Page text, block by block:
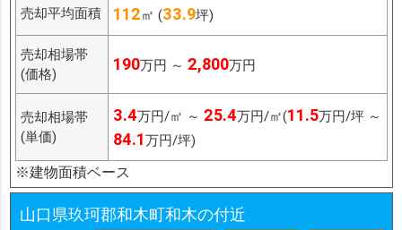
売却平均面積 112㎡ (33.9坪)
売却相場帯
(価格)
190万円 ～ 2,800万円
売却相場帯
(単価)
3.4万円/㎡ ～ 25.4万円/㎡(11.5万円/坪 ～
84.1万円/坪)
※建物面積ベース
山口県玖珂郡和木町和木の付近